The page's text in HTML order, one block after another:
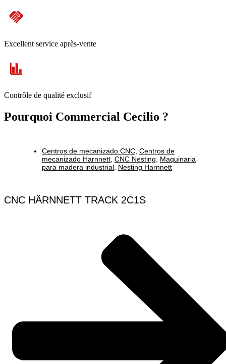
Excellent service après-vente
Contrôle de qualité exclusif
Pourquoi Commercial Cecilio ?
Centros de mecanizado CNC Centros de
mecanizado Harnnett CNC Nesting
Maquinaria
para madera industrial Nesting Harnnett
CNC HÄRNNETT TRACK 2C1S